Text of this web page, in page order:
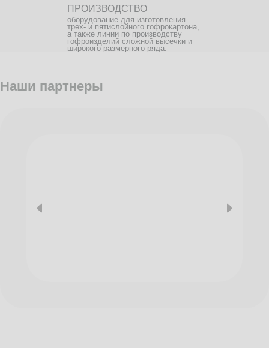
ПРОИЗВОДСТВО -
оборудование для изготовления
трех- и пятислойного гофрокартона,
а также линии по производству
гофроизделий сложной высечки и
широкого размерного ряда.
Наши партнеры